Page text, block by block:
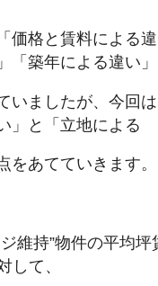
価格と賃料による
「築年による違い」
いましたが、今回
」と「立地による
をあてていきます。
維持”物件の平均坪
して、